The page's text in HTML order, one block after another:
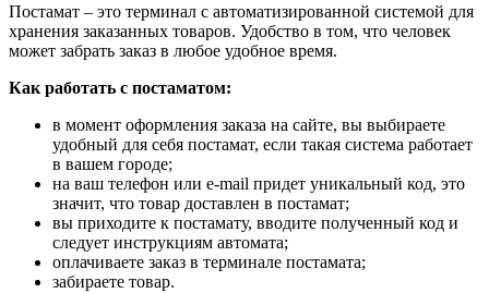
Постамат – это терминал с автоматизированной системой для
хранения заказанных товаров. Удобство в том, что человек
может забрать заказ в любое удобное время.
Как работать с постаматом:
в момент оформления заказа на сайте, вы выбираете
удобный для себя постамат, если такая система работает
в вашем городе;
на ваш телефон или e-mail придет уникальный код, это
значит, что товар доставлен в постамат;
вы приходите к постамату, вводите полученный код и
следует инструкциям автомата;
оплачиваете заказ в терминале постамата;
забираете товар.